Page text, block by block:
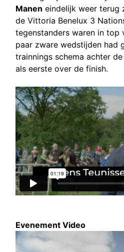
Manen eindelijk weer terug
de Vittoria Benelux 3
tegenstanders waren in top
paar zware wedstijden had
trainnings schema achter
als eerste over de finish.
Evenement Video